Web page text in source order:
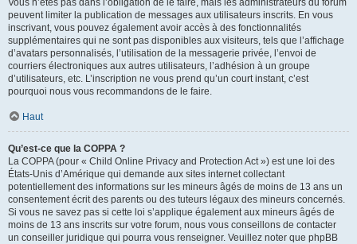
Vous n’êtes pas dans l’obligation de le faire, mais les administrateurs du forum
peuvent limiter la publication de messages aux utilisateurs inscrits. En vous
inscrivant, vous pouvez également avoir accès à des fonctionnalités
supplémentaires qui ne sont pas disponibles aux visiteurs, tels que l’affichage
d’avatars personnalisés, l’utilisation de la messagerie privée, l’envoi de
courriers électroniques aux autres utilisateurs, l’adhésion à un groupe
d’utilisateurs, etc. L’inscription ne vous prend qu’un court instant, c’est
pourquoi nous vous recommandons de le faire.
Haut
Qu’est-ce que la COPPA ?
La COPPA (pour « Child Online Privacy and Protection Act ») est une loi des
États-Unis d’Amérique qui demande aux sites internet collectant
potentiellement des informations sur les mineurs âgés de moins de 13 ans un
consentement écrit des parents ou des tuteurs légaux des mineurs concernés.
Si vous ne savez pas si cette loi s’applique également aux mineurs âgés de
moins de 13 ans inscrits sur votre forum, nous vous conseillons de contacter
un conseiller juridique qui pourra vous renseigner. Veuillez noter que phpBB